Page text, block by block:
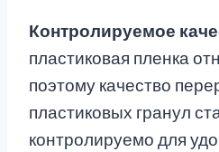
Контролируемое
пластиковая пленка
поэтому качество
пластиковых гранул
контролируемо для